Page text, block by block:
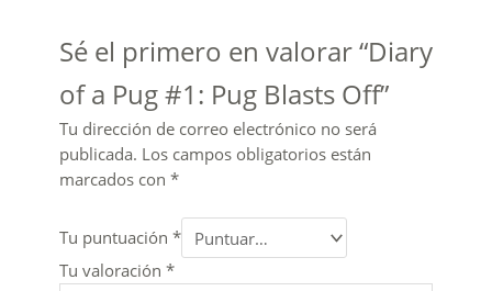
Sé el primero en valorar “Diary
of a Pug #1: Pug Blasts Off”
Tu dirección de correo electrónico no será
publicada. Los campos obligatorios están
marcados con *
Tu puntuación *
Tu valoración *